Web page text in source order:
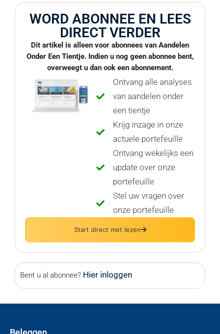
WORD ABONNEE EN LEES
DIRECT VERDER
Dit artikel is alleen voor abonnees van Aandelen
Onder Een Tientje. Indien u nog geen abonnee bent,
overweegt u dan ook een abonnement.
Ontvang alle analyses
van aandelen onder
een tientje
Krijg inzage in onze
actuele portefeuille
Ontvang wekelijks een
update over onze
portefeuille
Stel uw vragen over
onze portefeuille
Start direct met lezen
Bent u al abonnee? Hier inloggen